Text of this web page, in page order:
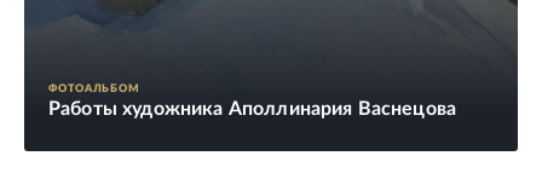
ФОТОАЛЬБОМ
Работы художника Аполлинария Васнецова